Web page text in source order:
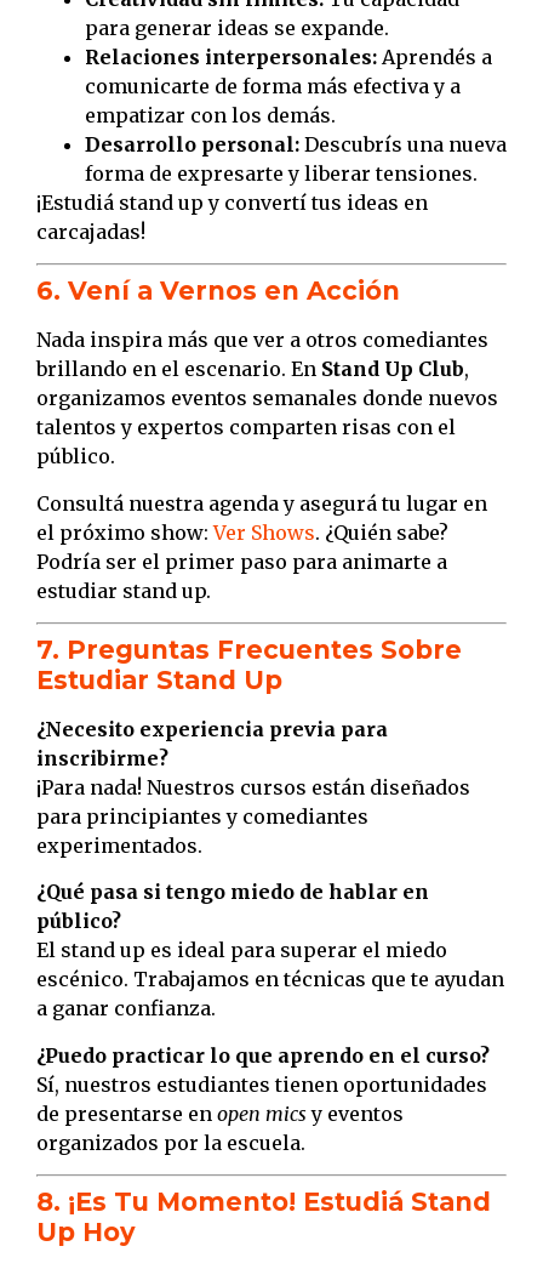
para generar ideas se expande.
Relaciones interpersonales: Aprendés a
comunicarte de forma más efectiva y a
empatizar con los demás.
Desarrollo personal: Descubrís una nueva
forma de expresarte y liberar tensiones.
¡Estudiá stand up y convertí tus ideas en
carcajadas!
6. Vení a Vernos en Acción
Nada inspira más que ver a otros comediantes
brillando en el escenario. En Stand Up Club,
organizamos eventos semanales donde nuevos
talentos y expertos comparten risas con el
público.
Consultá nuestra agenda y asegurá tu lugar en
el próximo show:Ver Shows. ¿Quién sabe?
Podría ser el primer paso para animarte a
estudiar stand up.
7. Preguntas Frecuentes Sobre
Estudiar Stand Up
¿Necesito experiencia previa para
inscribirme?
¡Para nada! Nuestros cursos están diseñados
para principiantes y comediantes
experimentados.
¿Qué pasa si tengo miedo de hablar en
público?
El stand up es ideal para superar el miedo
escénico. Trabajamos en técnicas que te ayudan
a ganar confianza.
¿Puedo practicar lo que aprendo en el curso?
Sí, nuestros estudiantes tienen oportunidades
de presentarse en open mics y eventos
organizados por la escuela.
8. ¡Es Tu Momento! Estudiá Stand
Up Hoy